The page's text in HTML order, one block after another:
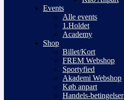
Events
Alle events
1.Holdet
Academy
Shop
Billet/Kort
FREM Webshop
Sportyfied
Akademi Webshop
Køb anpart
Handels-betingelser